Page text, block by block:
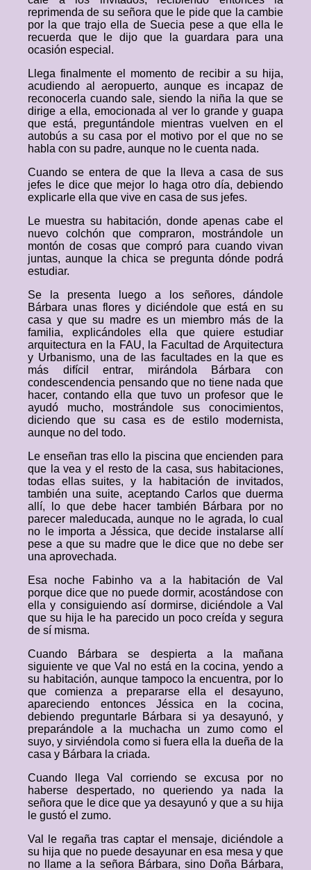
reprimenda de su señora que le pide que la cambie
por la que trajo ella de Suecia pese a que ella le
recuerda que le dijo que la guardara para una
ocasión especial.
Llega finalmente el momento de recibir a su hija,
acudiendo al aeropuerto, aunque es incapaz de
reconocerla cuando sale, siendo la niña la que se
dirige a ella, emocionada al ver lo grande y guapa
que está, preguntándole mientras vuelven en el
autobús a su casa por el motivo por el que no se
habla con su padre, aunque no le cuenta nada.
Cuando se entera de que la lleva a casa de sus
jefes le dice que mejor lo haga otro día, debiendo
explicarle ella que vive en casa de sus jefes.
Le muestra su habitación, donde apenas cabe el
nuevo colchón que compraron, mostrándole un
montón de cosas que compró para cuando vivan
juntas, aunque la chica se pregunta dónde podrá
estudiar.
Se la presenta luego a los señores, dándole
Bárbara unas flores y diciéndole que está en su
casa y que su madre es un miembro más de la
familia, explicándoles ella que quiere estudiar
arquitectura en la FAU, la Facultad de Arquitectura
y Urbanismo, una de las facultades en la que es
más difícil entrar, mirándola Bárbara con
condescendencia pensando que no tiene nada que
hacer, contando ella que tuvo un profesor que le
ayudó mucho, mostrándole sus conocimientos,
diciendo que su casa es de estilo modernista,
aunque no del todo.
Le enseñan tras ello la piscina que encienden para
que la vea y el resto de la casa, sus habitaciones,
todas ellas suites, y la habitación de invitados,
también una suite, aceptando Carlos que duerma
allí, lo que debe hacer también Bárbara por no
parecer maleducada, aunque no le agrada, lo cual
no le importa a Jéssica, que decide instalarse allí
pese a que su madre que le dice que no debe ser
una aprovechada.
Esa noche Fabinho va a la habitación de Val
porque dice que no puede dormir, acostándose con
ella y consiguiendo así dormirse, diciéndole a Val
que su hija le ha parecido un poco creída y segura
de sí misma.
Cuando Bárbara se despierta a la mañana
siguiente ve que Val no está en la cocina, yendo a
su habitación, aunque tampoco la encuentra, por lo
que comienza a prepararse ella el desayuno,
apareciendo entonces Jéssica en la cocina,
debiendo preguntarle Bárbara si ya desayunó, y
preparándole a la muchacha un zumo como el
suyo, y sirviéndola como si fuera ella la dueña de la
casa y Bárbara la criada.
Cuando llega Val corriendo se excusa por no
haberse despertado, no queriendo ya nada la
señora que le dice que ya desayunó y que a su hija
le gustó el zumo.
Val le regaña tras captar el mensaje, diciéndole a
su hija que no puede desayunar en esa mesa y que
no llame a la señora Bárbara, sino Doña Bárbara,